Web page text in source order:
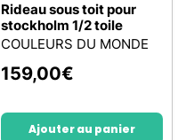
Rideau sous toit pour
stockholm 1/2 toile
COULEURS DU MONDE
159,00€
Ajouter au panier